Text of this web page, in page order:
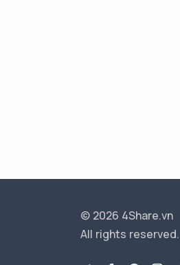
© 2026 4Share.vn
All rights reserved.